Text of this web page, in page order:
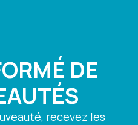
DE
recevez les